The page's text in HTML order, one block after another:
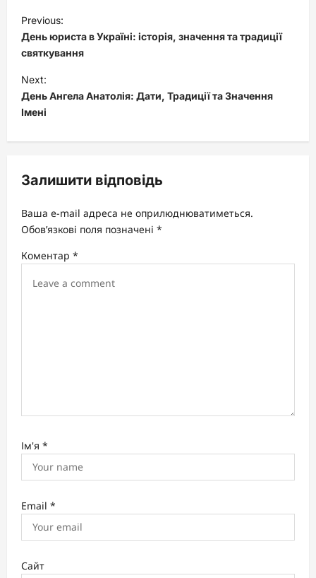
o
s
t
n
a
v
g
a
t
i
Previous:
День юриста в Україні: історія, значення та традиції
святкування
Next:
День Ангела Анатолія: Дати, Традиції та Значення
Імені
Залишити відповідь
Ваша e-mail адреса не оприлюднюватиметься.
Обов’язкові поля позначені *
Коментар *
Ім'я *
Email *
Сайт